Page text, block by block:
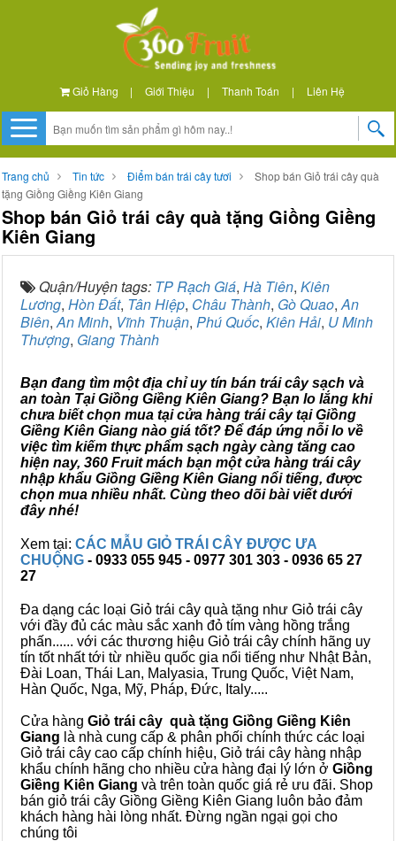
Giỏ Hàng | Giới Thiệu | Thanh Toán | Liên Hệ
Trang chủ Tin tức Điểm bán trái cây tươi
Shop bán Giỏ trái cây quà
tặng Giồng Giềng Kiên Giang
Shop bán Giỏ trái cây quà tặng Giồng Giềng
Kiên Giang
Quận/Huyện tags: TP Rạch Giá, Hà Tiên, Kiên
Lương, Hòn Đất, Tân Hiệp, Châu Thành, Gò Quao,An
Biên,An Minh, Vĩnh Thuận, Phú Quốc, Kiên Hải, U Minh
Thượng, Giang Thành
Bạn đang tìm một địa chỉ uy tín bán trái cây sạch và
an toàn Tại Giồng Giềng Kiên Giang? Bạn lo lắng khi
chưa biết chọn mua tại cửa hàng trái cây tại Giồng
Giềng Kiên Giang nào giá tốt? Để đáp ứng nỗi lo về
việc tìm kiếm thực phẩm sạch ngày càng tăng cao
hiện nay, 360 Fruit mách bạn một cửa hàng trái cây
nhập khẩu Giồng Giềng Kiên Giang nổi tiếng, được
chọn mua nhiều nhất. Cùng theo dõi bài viết dưới
đây nhé!
Xem tại: CÁC MẪU GIỎ TRÁI CÂY ĐƯỢC ƯA
CHUỘNG - 0933 055 945 - 0977 301 303 - 0936 65 27
27
Đa dạng các loại Giỏ trái cây quà tặng như Giỏ trái cây
với đầy đủ các màu sắc xanh đỏ tím vàng hồng trắng
phấn...... với các thương hiệu Giỏ trái cây chính hãng uy
tín tốt nhất tới từ nhiều quốc gia nổi tiếng như Nhật Bản,
Đài Loan, Thái Lan, Malyasia, Trung Quốc, Việt Nam,
Hàn Quốc, Nga, Mỹ, Pháp, Đức, Italy.....
Cửa hàng Giỏ trái cây quà tặng Giồng Giềng Kiên
Giang là nhà cung cấp & phân phối chính thức các loại
Giỏ trái cây cao cấp chính hiệu, Giỏ trái cây hàng nhập
khẩu chính hãng cho nhiều cửa hàng đại lý lớn ở Giồng
Giềng Kiên Giang và trên toàn quốc giá rẻ ưu đãi. Shop
bán giỏ trái cây Giồng Giềng Kiên Giang luôn bảo đảm
khách hàng hài lòng nhất. Đừng ngần ngại gọi cho
chúng tôi